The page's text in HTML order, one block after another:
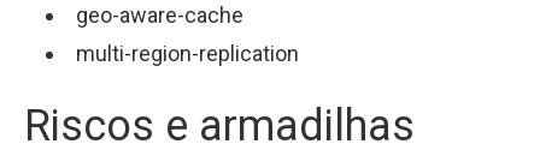
geo-aware-cache
multi-region-replication
Riscos e armadilhas